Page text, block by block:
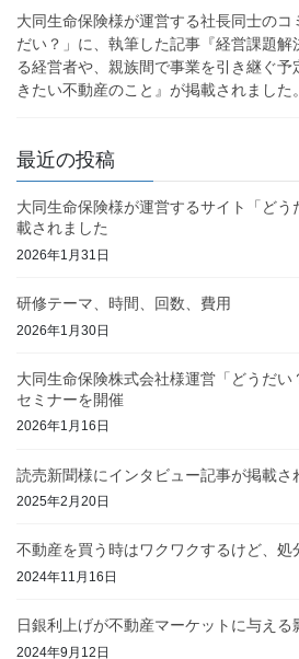
大同生命保険様が運営する社長同士のコ
だい？」に、執筆した記事『経営課題
る経営者や、親族間で事業を引き継ぐ
きたい不動産のこと』が掲載されまし
最近の投稿
大同生命保険様が運営するサイト「どう
載されました
2026年1月31日
研修テーマ、時間、回数、費用
2026年1月30日
大同生命保険株式会社様運営「どうだい
セミナーを開催
2026年1月16日
読売新聞様にインタビュー記事が掲載さ
2025年2月20日
不動産を買う時はワクワクするけど、処
2024年11月16日
日銀利上げが不動産マーケットに与える
2024年9月12日